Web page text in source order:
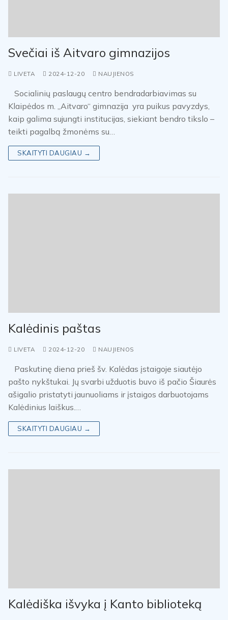
Svečiai iš Aitvaro gimnazijos
LIVETA 2024-12-20 NAUJIENOS
Socialinių paslaugų centro bendradarbiavimas su
Klaipėdos m. „Aitvaro“ gimnazija yra puikus pavyzdys,
kaip galima sujungti institucijas, siekiant bendro tikslo –
teikti pagalbą žmonėms su…
SKAITYTI DAUGIAU →
Kalėdinis paštas
LIVETA 2024-12-20 NAUJIENOS
Paskutinę diena prieš šv. Kalėdas įstaigoje siautėjo
pašto nykštukai. Jų svarbi užduotis buvo iš pačio Šiaurės
ašigalio pristatyti jaunuoliams ir įstaigos darbuotojams
Kalėdinius laiškus.…
SKAITYTI DAUGIAU →
Kalėdiška išvyka į Kanto biblioteką